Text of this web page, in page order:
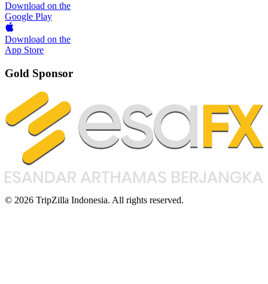
Download on the
Google Play
Download on the
App Store
Gold Sponsor
© 2026 TripZilla Indonesia. All rights reserved.